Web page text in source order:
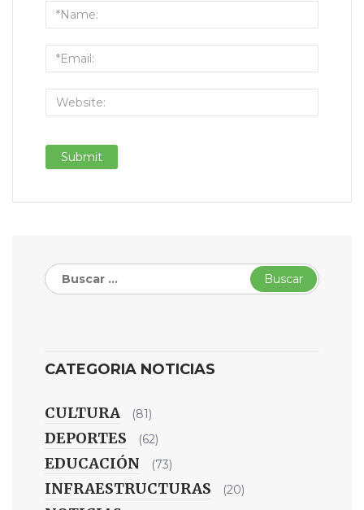
Buscar:
CATEGORIA NOTICIAS
CULTURA (81)
DEPORTES (62)
EDUCACIÓN (73)
INFRAESTRUCTURAS (20)